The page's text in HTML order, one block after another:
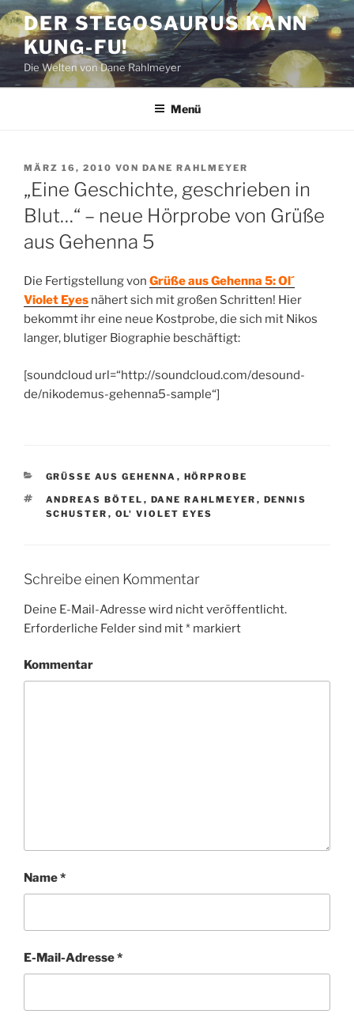
Zum
Inhalt
springen
DER STEGOSAURUS KANN
KUNG-FU!
Die Welten von Dane Rahlmeyer
Menü
VERÖFFENTLICHT
AM
MÄRZ 16, 2010 VON DANE RAHLMEYER
„Eine Geschichte, geschrieben in
Blut…“ – neue Hörprobe von Grüße
aus Gehenna 5
Die Fertigstellung von Grüße aus Gehenna 5: Ol´
Violet Eyes nähert sich mit großen Schritten! Hier
bekommt ihr eine neue Kostprobe, die sich mit Nikos
langer, blutiger Biographie beschäftigt:
[soundcloud url=“http://soundcloud.com/desound-
de/nikodemus-gehenna5-sample“]
KATEGORIEN
GRÜSSE AUS GEHENNA , HÖRPROBE
SCHLAGWÖRTER
ANDREAS BÖTEL , DANE RAHLMEYER , DENNIS
SCHUSTER , OL' VIOLET EYES
Schreibe einen Kommentar
Deine E-Mail-Adresse wird nicht veröffentlicht.
Erforderliche Felder sind mit* markiert
Kommentar
Name*
E-Mail-Adresse*